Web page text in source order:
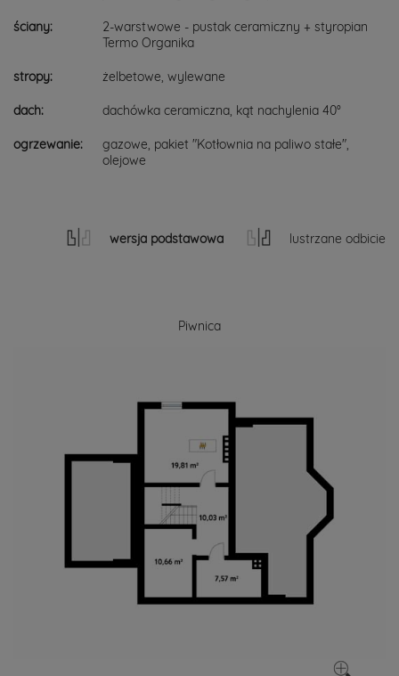
ściany:
2-warstwowe - pustak ceramiczny + styropian
Termo Organika
stropy: żelbetowe, wylewane
dach: dachówka ceramiczna, kąt nachylenia 40°
ogrzewanie:
gazowe, pakiet "Kotłownia na paliwo stałe",
olejowe
wersja podstawowa lustrzane odbicie
Piwnica